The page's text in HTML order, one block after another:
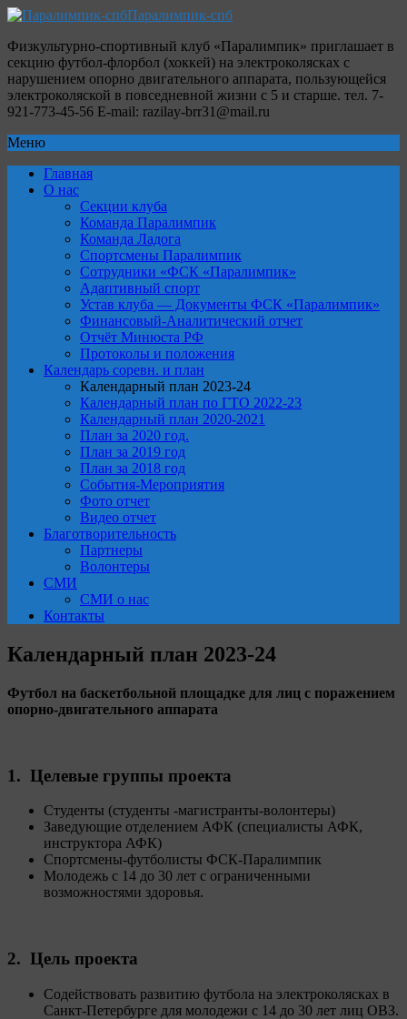
Паралимпик-спб
Физкультурно-спортивный клуб «Паралимпик» приглашает в
секцию футбол-флорбол (хоккей) на электроколясках с
нарушением опорно двигательного аппарата, пользующейся
электроколяской в повседневной жизни с 5 и старше. тел. 7-
921-773-45-56 E-mail: razilay-brr31@mail.ru
Меню
Главная
О нас
Секции клуба
Команда Паралимпик
Команда Ладога
Спортсмены Паралимпик
Сотрудники «ФСК «Паралимпик»
Адаптивный спорт
Устав клуба — Документы ФСК «Паралимпик»
Финансовый-Аналитический отчет
Отчёт Минюста РФ
Протоколы и положения
Календарь соревн. и план
Календарный план 2023-24
Календарный план по ГТО 2022-23
Календарный план 2020-2021
План за 2020 год.
План за 2019 год
План за 2018 год
События-Мероприятия
Фото отчет
Видео отчет
Благотворительность
Партнеры
Волонтеры
СМИ
СМИ о нас
Контакты
Календарный план 2023-24
Футбол на баскетбольной площадке для лиц с поражением
опорно-двигательного аппарата
1. Целевые группы проекта
Студенты (студенты -магистранты-волонтеры)
Заведующие отделением АФК (специалисты АФК,
инструктора АФК)
Спортсмены-футболисты ФСК-Паралимпик
Молодежь с 14 до 30 лет с ограниченными
возможностями здоровья.
2. Цель проекта
Содействовать развитию футбола на электроколясках в
Санкт-Петербурге для молодежи с 14 до 30 лет лиц ОВЗ.